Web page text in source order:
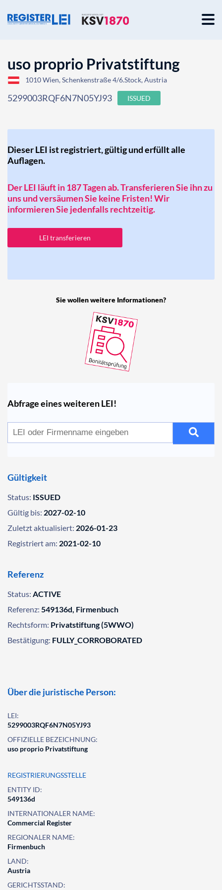
uso proprio Privatstiftung
1010 Wien, Schenkenstraße 4/6.Stock, Austria
5299003RQF6N7N05YJ93 ISSUED
Dieser LEI ist registriert, gültig und erfüllt alle
Auflagen.
Der LEI läuft in 187 Tagen ab. Transferieren Sie ihn zu
uns und versäumen Sie keine Fristen! Wir
informieren Sie jedenfalls rechtzeitig.
LEI transferieren
Sie wollen weitere Informationen?
Abfrage eines weiteren LEI!
Gültigkeit
Status: ISSUED
Gültig bis: 2027-02-10
Zuletzt aktualisiert: 2026-01-23
Registriert am: 2021-02-10
Referenz
Status: ACTIVE
Referenz: 549136d, Firmenbuch
Rechtsform: Privatstiftung (5WWO)
Bestätigung: FULLY_CORROBORATED
Über die juristische Person:
LEI:
5299003RQF6N7N05YJ93
OFFIZIELLE BEZEICHNUNG:
uso proprio Privatstiftung
REGISTRIERUNGSSTELLE
ENTITY ID:
549136d
INTERNATIONALER NAME:
Commercial Register
REGIONALER NAME:
Firmenbuch
LAND:
Austria
GERICHTSSTAND: